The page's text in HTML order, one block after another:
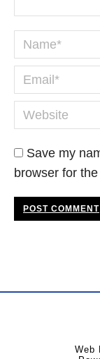
Name *
Email *
Website
Save my
browser for
POST COMMENT
Web